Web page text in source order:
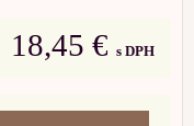
18,45 € s DPH